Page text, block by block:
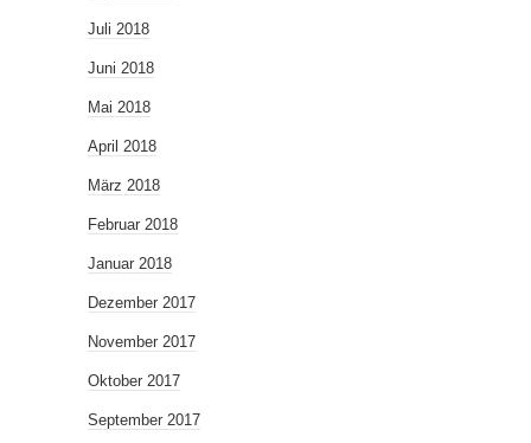
Juli 2018
Juni 2018
Mai 2018
April 2018
März 2018
Februar 2018
Januar 2018
Dezember 2017
November 2017
Oktober 2017
September 2017